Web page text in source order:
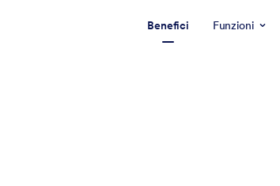
Benefici Funzioni